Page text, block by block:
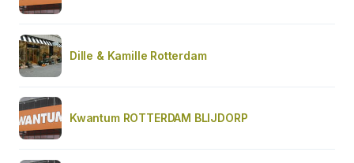
Dille & Kamille Rotterdam
Kwantum ROTTERDAM BLIJDORP